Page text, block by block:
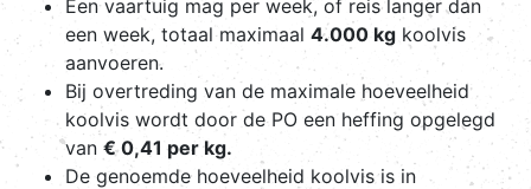
Een vaartuig mag per week, of reis langer dan
een week, totaal maximaal 4.000 kg koolvis
aanvoeren.
Bij overtreding van de maximale hoeveelheid
koolvis wordt door de PO een heffing opgelegd
van € 0,41 per kg.
De genoemde hoeveelheid koolvis is in